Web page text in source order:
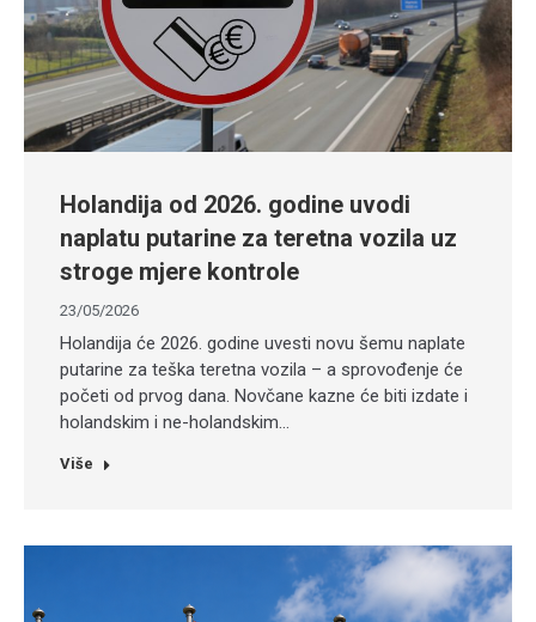
Holandija od 2026. godine uvodi
naplatu putarine za teretna vozila uz
stroge mjere kontrole
23/05/2026
Holandija će 2026. godine uvesti novu šemu naplate
putarine za teška teretna vozila – a sprovođenje će
početi od prvog dana. Novčane kazne će biti izdate i
holandskim i ne-holandskim…
Više